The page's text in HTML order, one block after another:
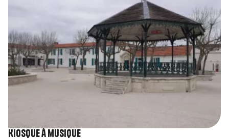
Kiosque à musique